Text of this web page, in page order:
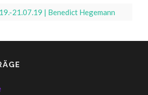
21.07.19 | Benedict Hegemann